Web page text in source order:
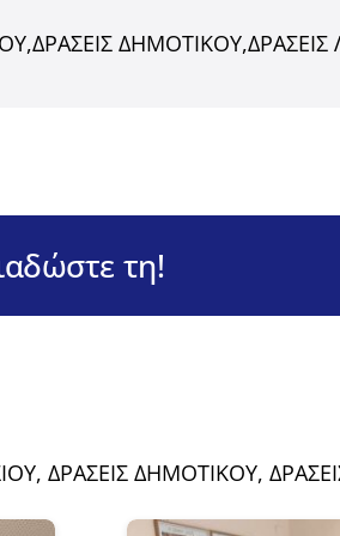
,ΔΡΑΣΕΙΣ ΔΗΜΟΤΙΚΟΥ,ΔΡΑΣΕΙΣ
τη!
, ΔΡΑΣΕΙΣ ΔΗΜΟΤΙΚΟΥ,